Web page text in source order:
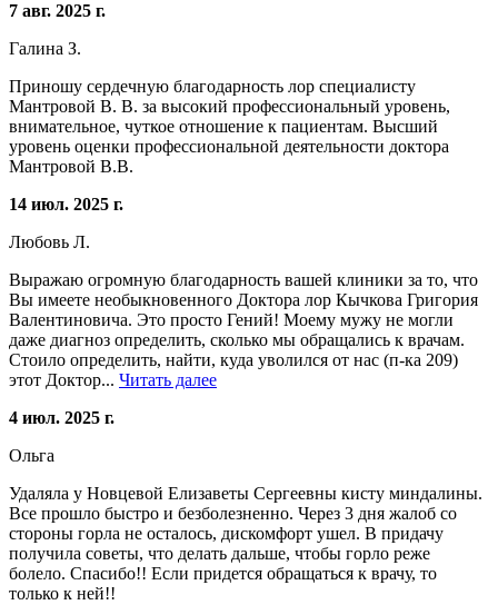
7 авг. 2025 г.
Галина З.
Приношу сердечную благодарность лор специалисту
Мантровой В. В. за высокий профессиональный уровень,
внимательное, чуткое отношение к пациентам. Высший
уровень оценки профессиональной деятельности доктора
Мантровой В.В.
14 июл. 2025 г.
Любовь Л.
Выражаю огромную благодарность вашей клиники за то, что
Вы имеете необыкновенного Доктора лор Кычкова Григория
Валентиновича. Это просто Гений! Моему мужу не могли
даже диагноз определить, сколько мы обращались к врачам.
Стоило определить, найти, куда уволился от нас (п-ка 209)
этот Доктор... Читать далее
4 июл. 2025 г.
Ольга
Удаляла у Новцевой Елизаветы Сергеевны кисту миндалины.
Все прошло быстро и безболезненно. Через 3 дня жалоб со
стороны горла не осталось, дискомфорт ушел. В придачу
получила советы, что делать дальше, чтобы горло реже
болело. Спасибо!! Если придется обращаться к врачу, то
только к ней!!